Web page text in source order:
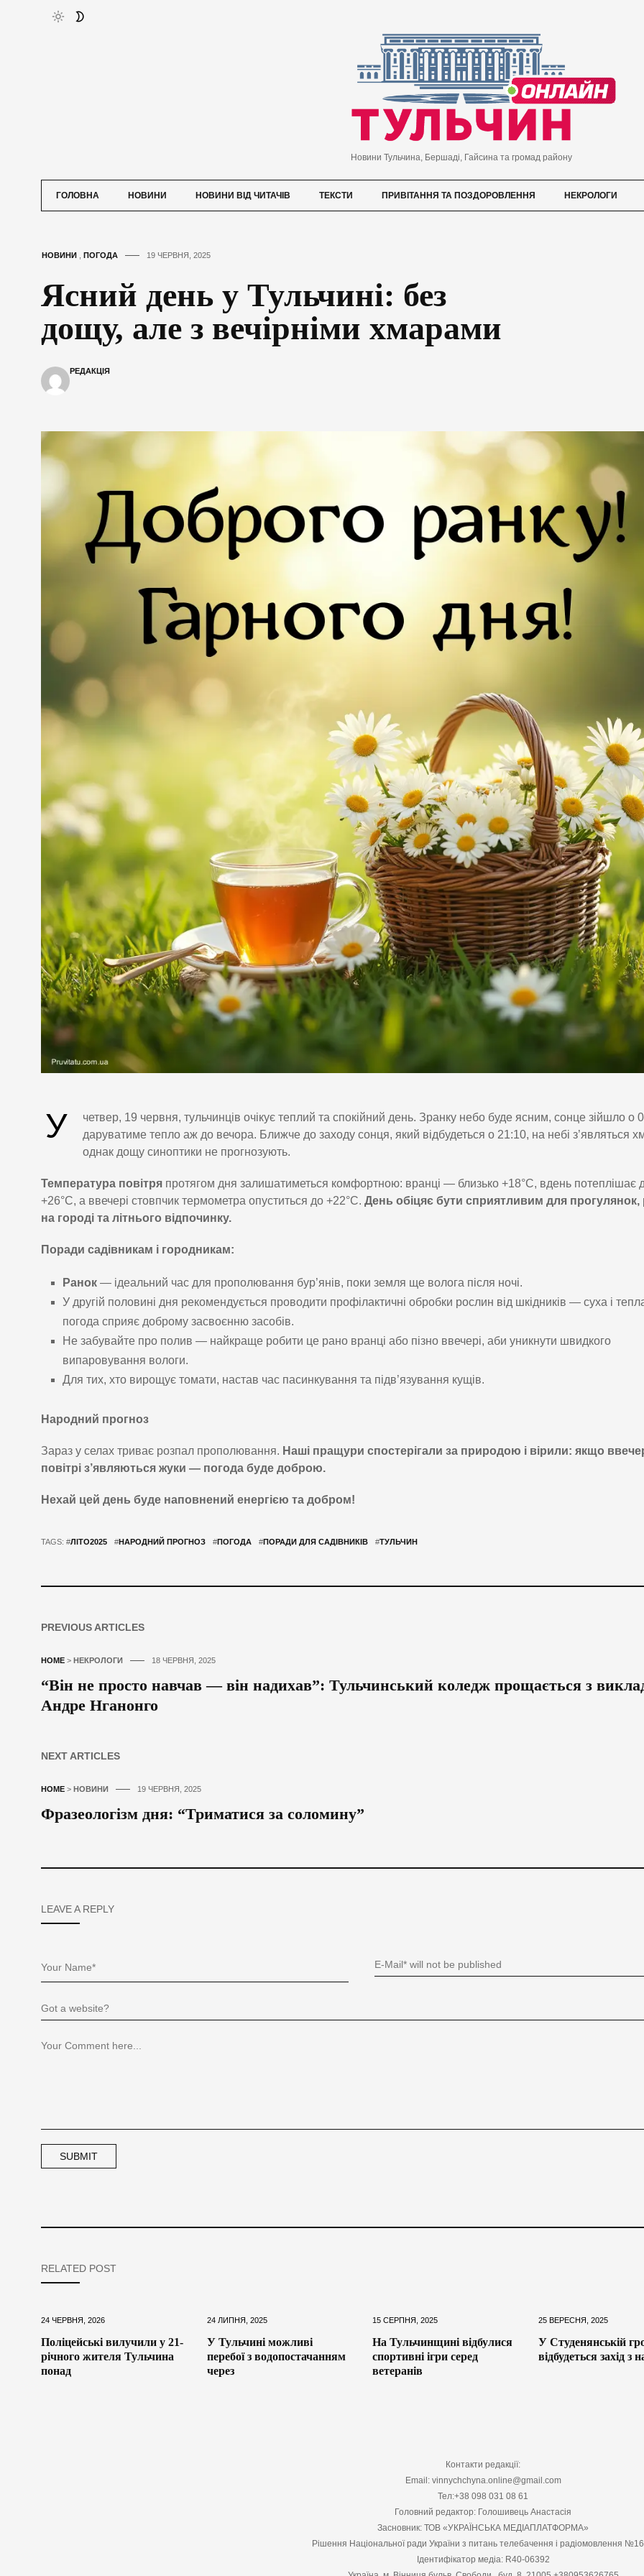
Новини Тульчина, Бершаді, Гайсина та громад району
ГОЛОВНА НОВИНИ НОВИНИ ВІД ЧИТАЧІВ ТЕКСТИ ПРИВІТАННЯ ТА ПОЗДОРОВЛЕННЯ НЕКРОЛОГИ
НОВИНИ ПОГОДА 19 ЧЕРВНЯ, 2025
Ясний день у Тульчині: без
дощу, але з вечірніми хмарами
РЕДАКЦІЯ
У
четвер, 19 червня, тульчинців очікує теплий та спокійний день. Зранку небо буде ясним, сонце зійшло о
даруватиме тепло аж до вечора. Ближче до заходу сонця, який відбудеться о 21:10, на небі з’являться
однак дощу синоптики не прогнозують.
Температура повітря протягом дня залишатиметься комфортною: вранці — близько +18°C, вдень потеплішає
+26°C, а ввечері стовпчик термометра опуститься до +22°C. День обіцяє бути сприятливим для прогулянок,
на городі та літнього відпочинку.
Поради садівникам і городникам:
Ранок — ідеальний час для прополювання бур’янів, поки земля ще волога після ночі.
У другій половині дня рекомендується проводити профілактичні обробки рослин від шкідників — суха і
погода сприяє доброму засвоєнню засобів.
Не забувайте про полив — найкраще робити це рано вранці або пізно ввечері, аби уникнути швидкого
випаровування вологи.
Для тих, хто вирощує томати, настав час пасинкування та підв’язування кущів.
Народний прогноз
Зараз у селах триває розпал прополювання. Наші пращури спостерігали за природою і вірили: якщо
повітрі з’являються жуки — погода буде доброю.
Нехай цей день буде наповнений енергією та добром!
TAGS: #ЛІТО2025 #НАРОДНИЙ ПРОГНОЗ #ПОГОДА #ПОРАДИ ДЛЯ САДІВНИКІВ #ТУЛЬЧИН
PREVIOUS ARTICLES
HOME > НЕКРОЛОГИ 18 ЧЕРВНЯ, 2025
“Він не просто навчав — він надихав”: Тульчинський коледж прощається з
Андре Нганонго
NEXT ARTICLES
HOME > НОВИНИ 19 ЧЕРВНЯ, 2025
Фразеологізм дня: “Триматися за соломину”
LEAVE A REPLY
RELATED POST
24 ЧЕРВНЯ, 2026
Поліцейські вилучили у 21-
річного жителя Тульчина
понад
24 ЛИПНЯ, 2025
У Тульчині можливі
перебої з водопостачанням
через
15 СЕРПНЯ, 2025
На Тульчинщині відбулися
спортивні ігри серед
ветеранів
25 ВЕРЕСНЯ, 2025
У Студенянській
відбудеться захід з
Контакти редакції:
Email: vinnychchyna.online@gmail.com
Тел:+38 098 031 08 61
Головний редактор: Голошивець Анастасія
Засновник: ТОВ «УКРАЇНСЬКА МЕДІАПЛАТФОРМА»
Рішення Національної ради України з питань телебачення і радіомовлення
Ідентифікатор медіа: R40-06392